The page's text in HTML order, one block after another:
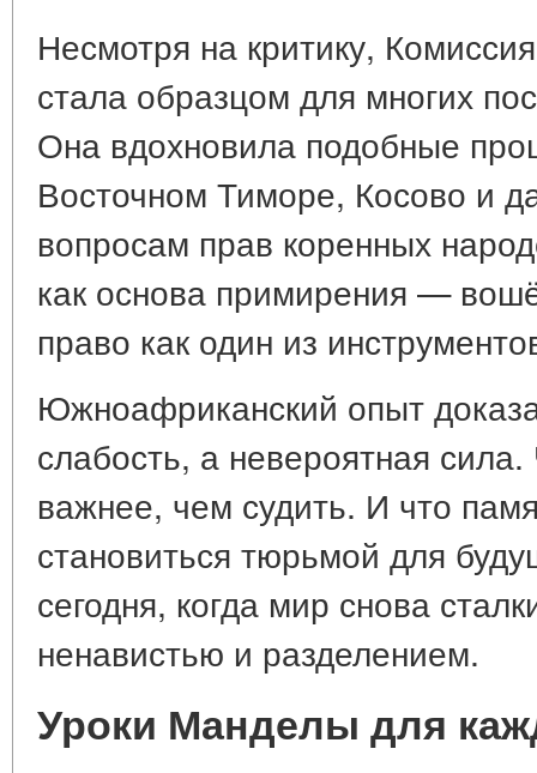
Несмотря на критику,
стала образцом для многих
Она вдохновила подобные
Восточном Тиморе, Косово и
вопросам прав коренных
как основа примирения —
право как один из
Южноафриканский опыт
слабость, а невероятная
важнее, чем судить. И что
становиться тюрьмой для
сегодня, когда мир снова
ненавистью и разделением.
Уроки Манделы для